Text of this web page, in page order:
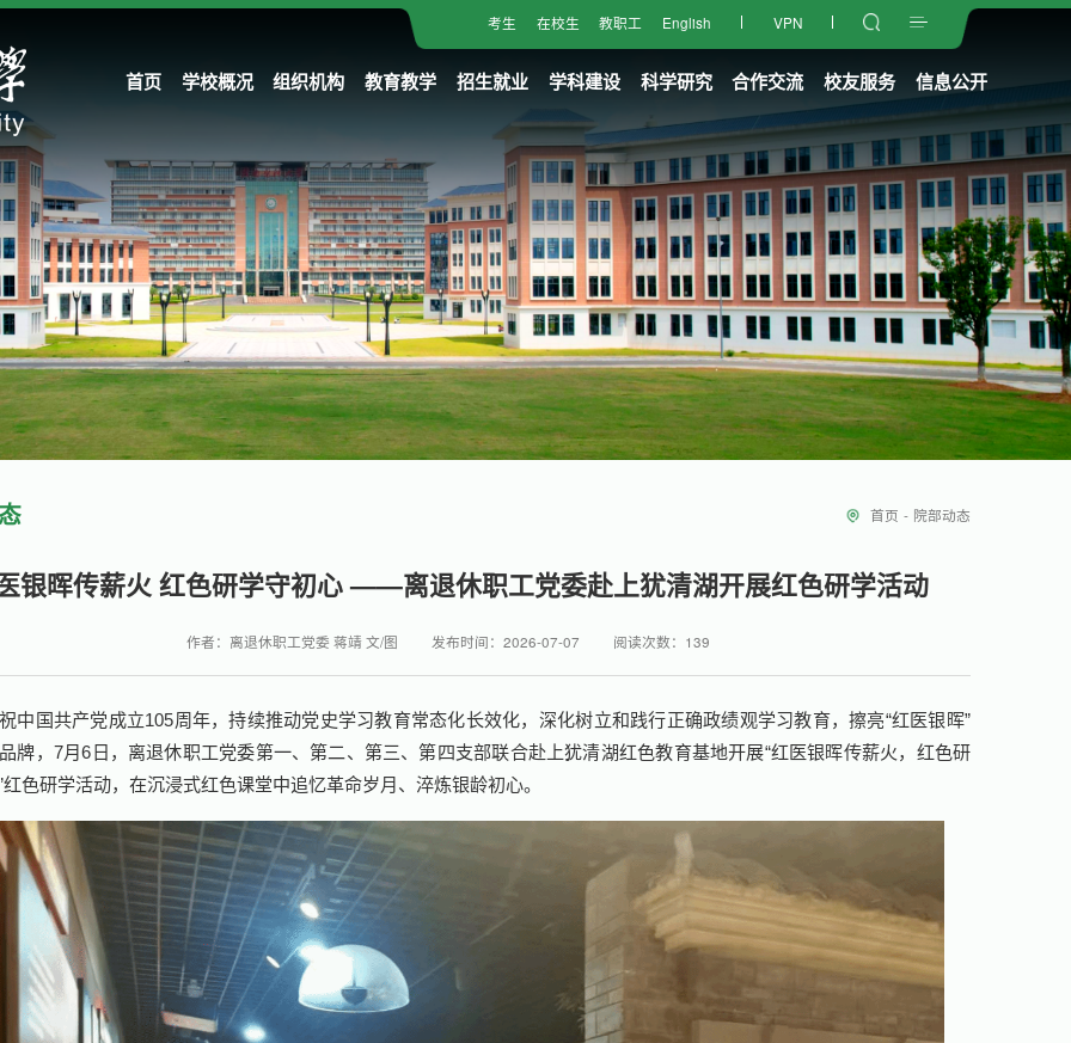
考生 在校生 教职工 English VPN
首页 学校概况 组织机构 教育教学 招生就业 学科建设 科学研究 合作交流 校友服务 信息公开
首页 - 院部动态
银晖传薪火 红色研学守初心 ——离退休职工党委赴上犹清湖开展红色研学活动
作者：离退休职工党委 蒋靖 文/图 发布时间：2026-07-07 阅读次数： 139
中国共产党成立105周年，持续推动党史学习教育常态化长效化，深化树立和践行正确政绩观学习教育，擦亮“红医银晖”
牌，7月6日，离退休职工党委第一、第二、第三、第四支部联合赴上犹清湖红色教育基地开展“红医银晖传薪火，红色研
红色研学活动，在沉浸式红色课堂中追忆革命岁月、淬炼银龄初心。